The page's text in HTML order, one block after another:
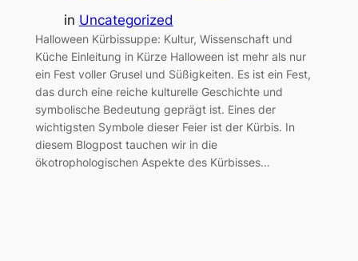
in Uncategorized
Halloween Kürbissuppe: Kultur, Wissenschaft und
Küche Einleitung in Kürze Halloween ist mehr als nur
ein Fest voller Grusel und Süßigkeiten. Es ist ein Fest,
das durch eine reiche kulturelle Geschichte und
symbolische Bedeutung geprägt ist. Eines der
wichtigsten Symbole dieser Feier ist der Kürbis. In
diesem Blogpost tauchen wir in die
ökotrophologischen Aspekte des Kürbisses…